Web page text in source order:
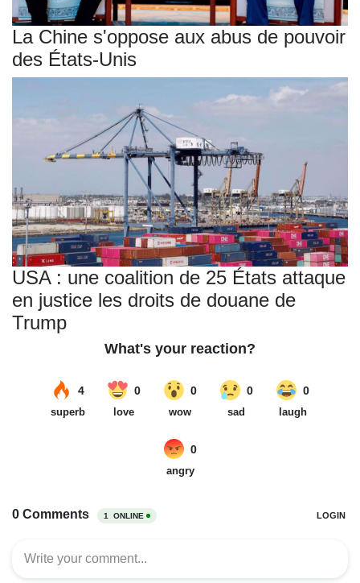
La Chine s'oppose aux abus de pouvoir
des États-Unis
USA : une coalition de 25 États attaque
en justice les droits de douane de
Trump